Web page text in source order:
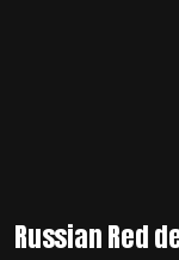
Russian Red